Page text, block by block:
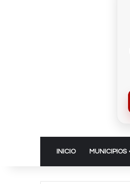
INICIO MUNICIPIOS